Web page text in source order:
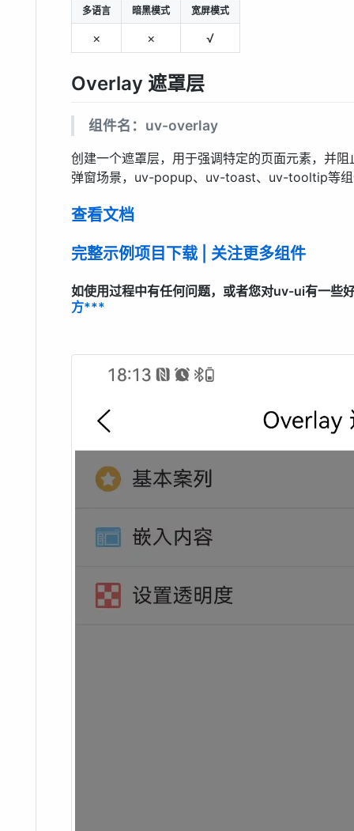
多语言 暗黑模式 宽屏模式
× × √
Overlay 遮罩层
组件名：uv-overlay
创建一个遮罩层，用于强调特定的页面元素，并
弹窗场景，uv-popup、uv-toast、uv-tooltip等组
查看文档
完整示例项目下载 | 关注更多组件
如使用过程中有任何问题，或者您对uv-ui有一些
方***